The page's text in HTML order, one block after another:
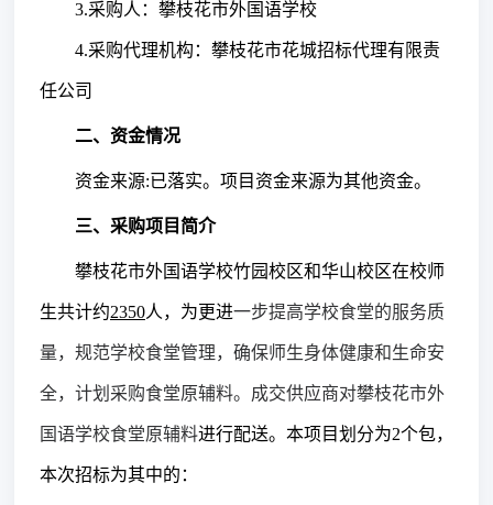
3.采购人： 攀枝花市外国语学校
4.采购代理机构：攀枝花市花城招标代理有限责
任公司
二、资金情况
资金来源:已落实。 项目 资金来源为其他资金。
三、采购项目简介
攀枝花市外国语学校竹园校区和华山校区在校师
生共计约2350人，为更进一步提高学校食堂的服务质
量，规范学校食堂管理，确保师生身体健康和生命安
全，计划采购食堂原辅料。 成交供应商对攀枝花市外
国语学校食堂原辅料进行配送。本项目划分为2个包，
本次招标为其中的：